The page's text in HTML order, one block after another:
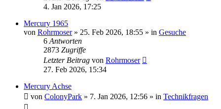
4. Jan 2026, 17:25
Mercury 1965
von Rohrmoser» 25. Feb 2026, 18:55 » in Gesuche
6 Antworten
2873 Zugriffe
Letzter Beitrag von Rohrmoser
27. Feb 2026, 15:34
Mercury Achse
von ColonyPark » 7. Jan 2026, 12:56 » in Technikfragen